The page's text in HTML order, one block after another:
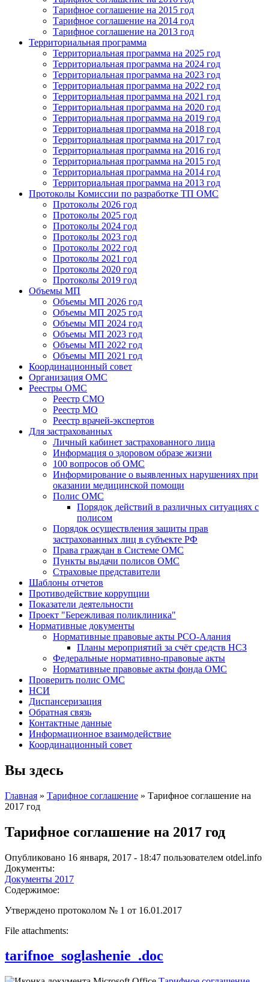
Тарифное соглашение на 2015 год
Тарифное соглашение на 2014 год
Тарифное соглашение на 2013 год
Территориальная программа
Территориальная программа на 2025 год
Территориальная программа на 2024 год
Территориальная программа на 2023 год
Территориальная программа на 2022 год
Территориальная программа на 2021 год
Территориальная программа на 2020 год
Территориальная программа на 2019 год
Территориальная программа на 2018 год
Территориальная программа на 2017 год
Территориальная программа на 2016 год
Территориальная программа на 2015 год
Территориальная программа на 2014 год
Территориальная программа на 2013 год
Протоколы Комиссии по разработке ТП ОМС
Протоколы 2026 год
Протоколы 2025 год
Протоколы 2024 год
Протоколы 2023 год
Протоколы 2022 год
Протоколы 2021 год
Протоколы 2020 год
Протоколы 2019 год
Объемы МП
Объемы МП 2026 год
Объемы МП 2025 год
Объемы МП 2024 год
Объемы МП 2023 год
Объемы МП 2022 год
Объемы МП 2021 год
Координационный совет
Организация ОМС
Реестры ОМС
Реестр СМО
Реестр МО
Реестр врачей-экспертов
Для застрахованных
Личный кабинет застрахованного лица
Информация о здоровом образе жизни
100 вопросов об ОМС
Информирование о выявленных нарушениях при
оказании медицинской помощи
Полис ОМС
Порядок действий в различных ситуациях с
полисом
Порядок осуществления защиты прав
застрахованных лиц в субъекте РФ
Права граждан в Системе ОМС
Пункты выдачи полисов ОМС
Страховые представители
Шаблоны отчетов
Противодействие коррупции
Показатели деятельности
Проект "Бережливая поликлиника"
Нормативные документы
Нормативные правовые акты РСО-Алания
Планы мероприятий за счёт средств НСЗ
Федеральные нормативно-правовые акты
Нормативные правовые акты фонда ОМС
Проверить полис ОМС
НСИ
Диспансеризация
Обратная связь
Контактные данные
Информационное взаимодействие
Координационный совет
Вы здесь
Главная » Тарифное соглашение » Тарифное соглашение на
2017 год
Тарифное соглашение на 2017 год
Опубликовано 16 января, 2017 - 18:47 пользователем otdel.info
Документы:
Документы 2017
Содержимое:
Утверждено протоколом № 1 от 16.01.2017
File attachments:
tarifnoe_soglashenie_.doc